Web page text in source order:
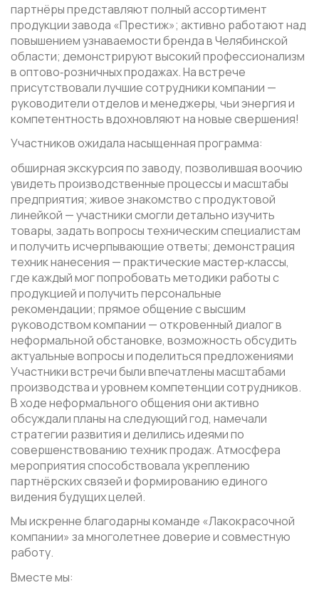
партнёры представляют полный ассортимент
продукции завода «Престиж»; активно работают над
повышением узнаваемости бренда в Челябинской
области; демонстрируют высокий профессионализм
в оптово‑розничных продажах. На встрече
присутствовали лучшие сотрудники компании —
руководители отделов и менеджеры, чьи энергия и
компетентность вдохновляют на новые свершения!
Участников ожидала насыщенная программа:
обширная экскурсия по заводу, позволившая воочию
увидеть производственные процессы и масштабы
предприятия; живое знакомство с продуктовой
линейкой — участники смогли детально изучить
товары, задать вопросы техническим специалистам
и получить исчерпывающие ответы; демонстрация
техник нанесения — практические мастер‑классы,
где каждый мог попробовать методики работы с
продукцией и получить персональные
рекомендации; прямое общение с высшим
руководством компании — откровенный диалог в
неформальной обстановке, возможность обсудить
актуальные вопросы и поделиться предложениями
Участники встречи были впечатлены масштабами
производства и уровнем компетенции сотрудников.
В ходе неформального общения они активно
обсуждали планы на следующий год, намечали
стратегии развития и делились идеями по
совершенствованию техник продаж. Атмосфера
мероприятия способствовала укреплению
партнёрских связей и формированию единого
видения будущих целей.
Мы искренне благодарны команде «Лакокрасочной
компании» за многолетнее доверие и совместную
работу.
Вместе мы: